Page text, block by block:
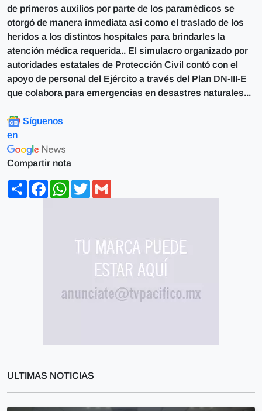
de primeros auxilios por parte de los paramédicos se
otorgó de manera inmediata asi como el traslado de los
heridos a los distintos hospitales para brindarles la
atención médica requerida.. El simulacro organizado por
autoridades estatales de Protección Civil contó con el
apoyo de personal del Ejército a través del Plan DN-III-E
que colabora para emergencias en desastres naturales...
Síguenos
en
Compartir nota
ShareFacebookWhatsApp
Twitter
ULTIMAS NOTICIAS